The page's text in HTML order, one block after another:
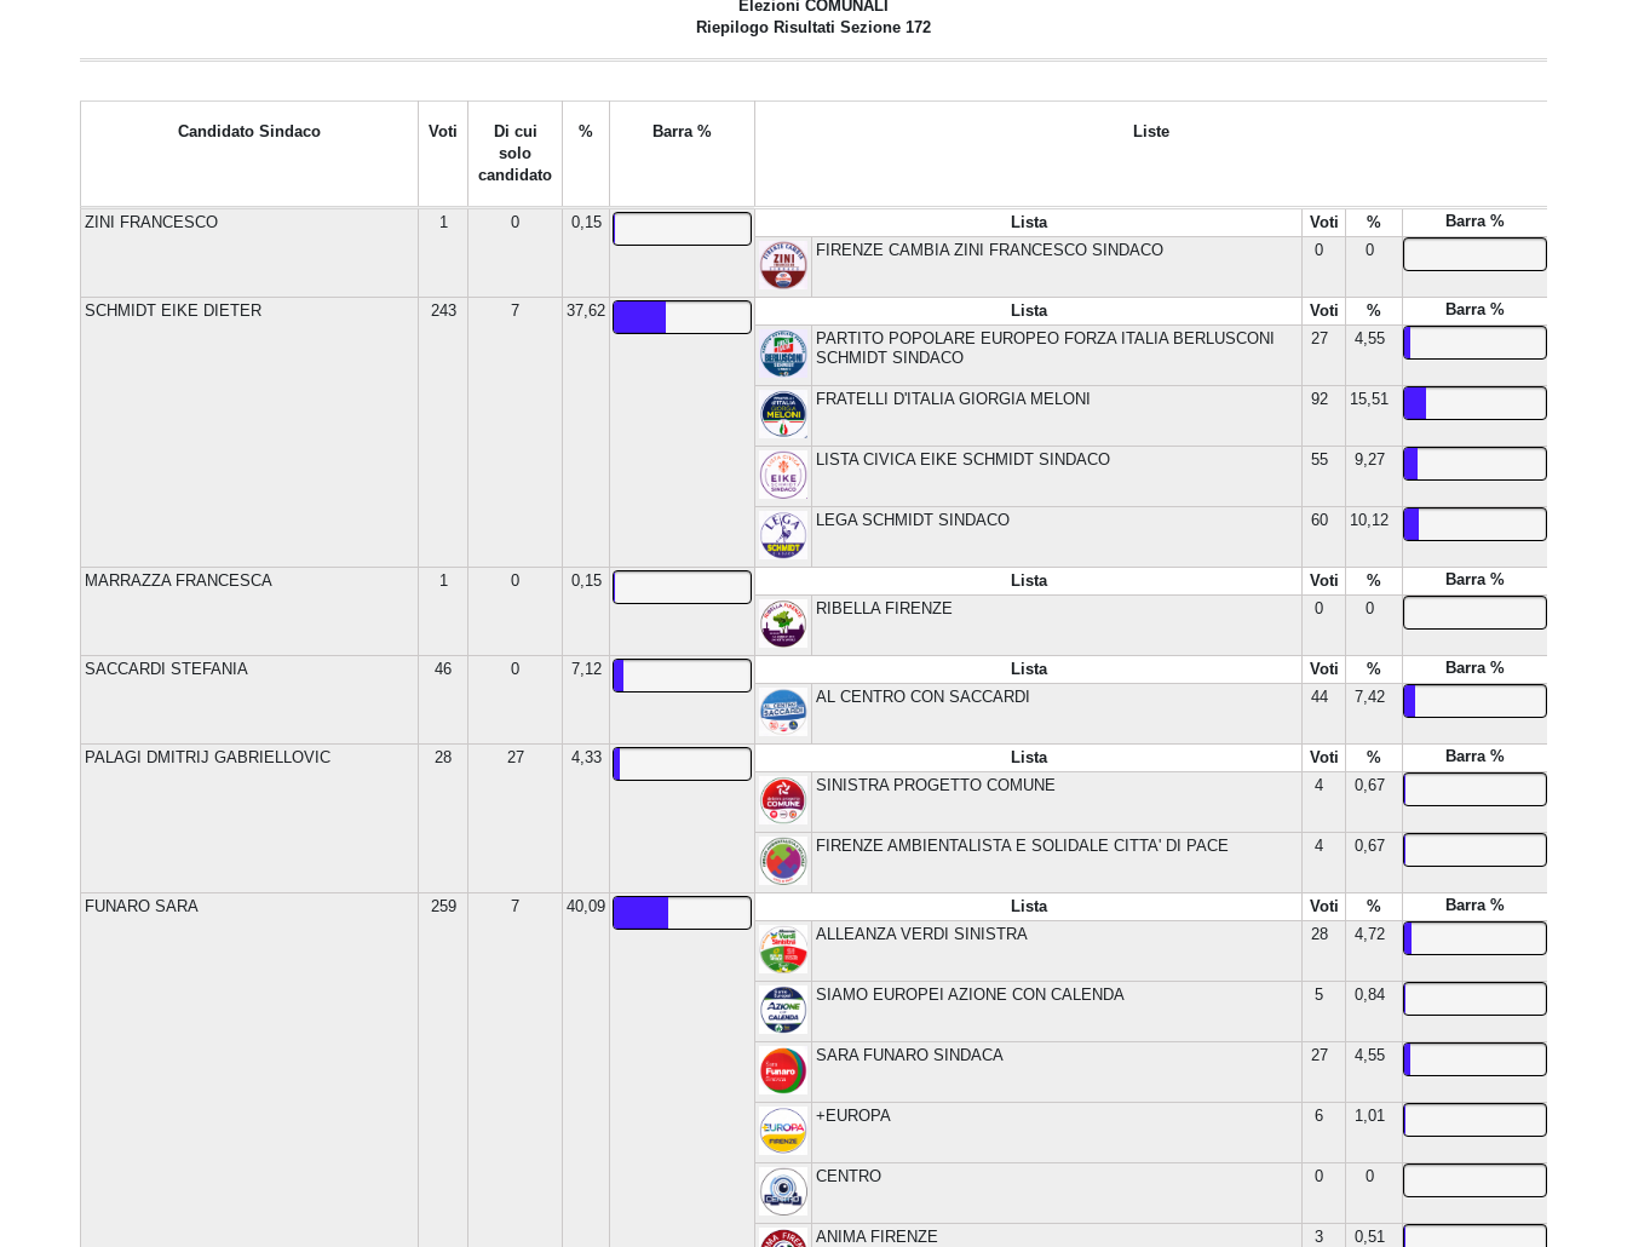
Elezioni COMUNALI
Riepilogo Risultati Sezione 172
Candidato Sindaco Voti
Di cui
solo
candidato
% Barra % Liste
ZINI FRANCESCO 1 0 0,15 Lista Voti %
Barra %
FIRENZE CAMBIA ZINI FRANCESCO SINDACO
0 0
SCHMIDT EIKE DIETER 243 7 37,62 Lista Voti %
Barra %
PARTITO POPOLARE EUROPEO FORZA ITALIA BERLUSCONI
SCHMIDT SINDACO
27 4,55
FRATELLI D'ITALIA GIORGIA MELONI 92 15,51
LISTA CIVICA EIKE SCHMIDT SINDACO 55 9,27
LEGA SCHMIDT SINDACO 60 10,12
MARRAZZA FRANCESCA 1 0 0,15 Lista Voti %
Barra %
RIBELLA FIRENZE
0 0
SACCARDI STEFANIA 46 0 7,12 Lista Voti %
Barra %
AL CENTRO CON SACCARDI
44 7,42
PALAGI DMITRIJ GABRIELLOVIC 28 27 4,33 Lista Voti %
Barra %
SINISTRA PROGETTO COMUNE
4 0,67
FIRENZE AMBIENTALISTA E SOLIDALE CITTA' DI PACE 4 0,67
FUNARO SARA 259 7 40,09 Lista Voti %
Barra %
ALLEANZA VERDI SINISTRA
28 4,72
SIAMO EUROPEI AZIONE CON CALENDA 5 0,84
SARA FUNARO SINDACA 27 4,55
+EUROPA 6 1,01
CENTRO 0 0
ANIMA FIRENZE 3 0,51